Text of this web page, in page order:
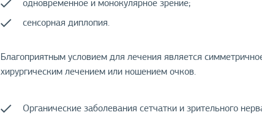
одновременное и монокулярное зрение;
сенсорная диплопия.
Благоприятным условием для лечения является
хирургическим лечением или ношением очков.
Органические заболевания сетчатки и зрительного